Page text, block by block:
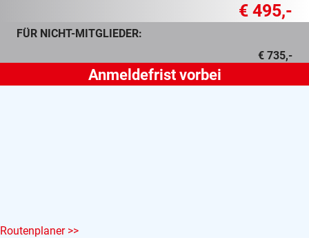
€ 495,-
FÜR NICHT-MITGLIEDER:
€ 735,-
Routenplaner >>